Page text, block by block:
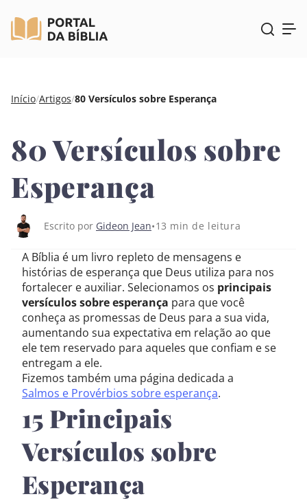
Pular
conteúdo
Início/Artigos/80 Versículos sobre Esperança
80 Versículos sobre
Esperança
Escrito por Gideon Jean 13 min de leitura
A Bíblia é um livro repleto de mensagens e
histórias de esperança que Deus utiliza para nos
fortalecer e auxiliar. Selecionamos os principais
versículos sobre esperança para que você
conheça as promessas de Deus para a sua vida,
aumentando sua expectativa em relação ao que
ele tem reservado para aqueles que confiam e se
entregam a ele.
Fizemos também uma página dedicada a
Salmos e Provérbios sobre esperança.
15 Principais
Versículos sobre
Esperança